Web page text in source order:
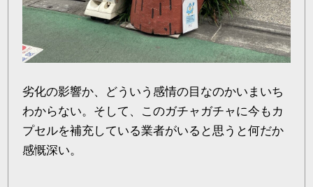
劣化の影響か、どういう感情の目なのかいまいち
わからない。そして、このガチャガチャに今もカ
プセルを補充している業者がいると思うと何だか
感慨深い。